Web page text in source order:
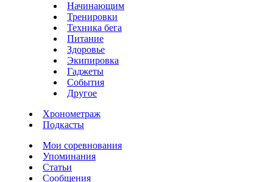
Начинающим
Тренировки
Техника бега
Питание
Здоровье
Экипировка
Гаджеты
События
Другое
Хронометраж
Подкасты
Мои соревнования
Упоминания
Статьи
Сообщения